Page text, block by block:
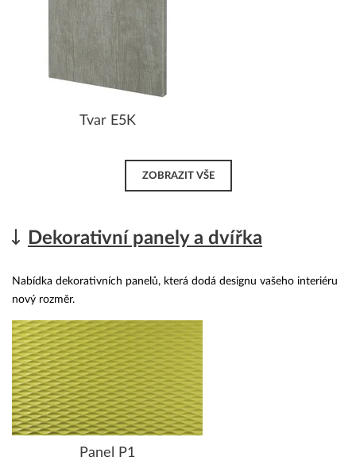
Tvar E5K
ZOBRAZIT VŠE
Dekorativní panely a dvířka
Nabídka dekorativních panelů, která dodá designu vašeho interiéru
nový rozměr.
Panel P1